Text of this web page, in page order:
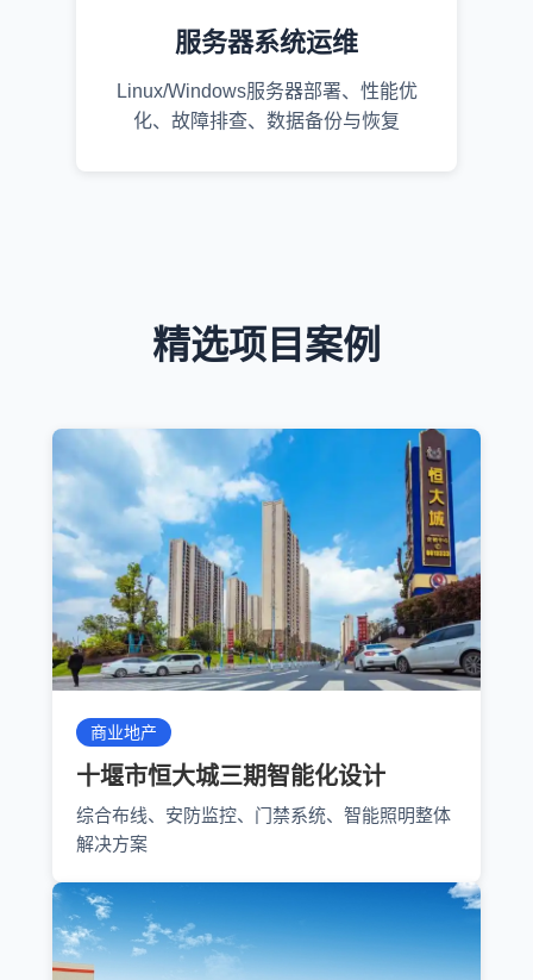
服务器系统运维
Linux/Windows服务器部署、性能优
化、故障排查、数据备份与恢复
精选项目案例
商业地产
十堰市恒大城三期智能化设计
综合布线、安防监控、门禁系统、智能照明整体
解决方案